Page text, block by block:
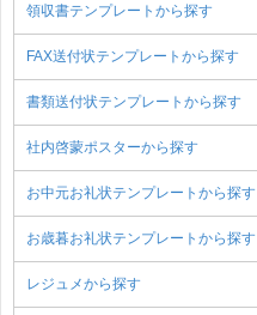
領収書テンプレートから探す
FAX送付状テンプレートから探す
書類送付状テンプレートから探す
社内啓蒙ポスターから探す
お中元お礼状テンプレートから探す
お歳暮お礼状テンプレートから探す
レジュメから探す